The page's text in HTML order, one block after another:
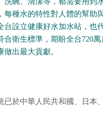
種水的特性對人體的幫助
設立健康好水加水站，也
衛生標準，期盼全台720
出最大貢獻。
於中華人民共和國、日本